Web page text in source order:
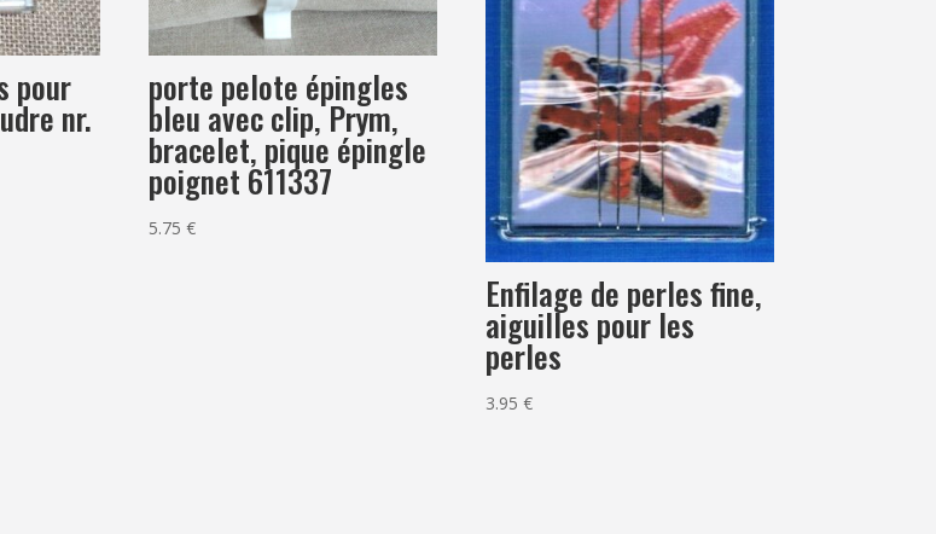
pour
nr.
porte pelote épingles
bleu avec clip, Prym,
bracelet, pique épingle
poignet 611337
5.75€
Enfilage de perles fine,
aiguilles pour les
perles
3.95€